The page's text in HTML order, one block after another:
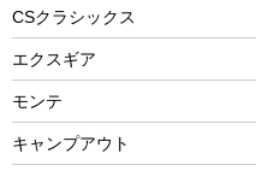
トレー
ランチョンマット
ランチボックス
エアーポンプ
ビーチテント
ウィンター
スノーシュー
CSクラシックス
エクスギア
モンテ
キャンプアウト